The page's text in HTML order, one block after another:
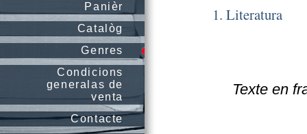
Panièr
Catalòg
Genres
Condicions
generalas de
venta
Contacte
1. Literatura
Texte en